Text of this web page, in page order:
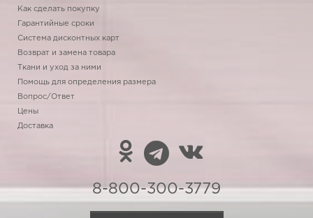
Как сделать покупку
Гарантийные сроки
Система дисконтных карт
Возврат и замена товара
Ткани и уход за ними
Помощь для определения размера
Вопрос/Ответ
Цены
Доставка
8-800-300-3779